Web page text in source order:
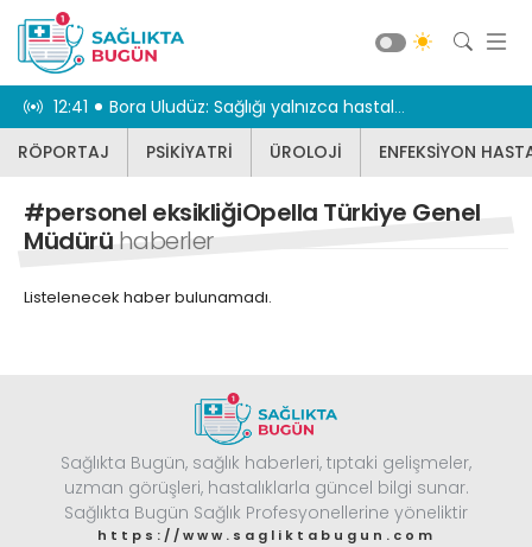
12:41 Bora Uludüz: Sağlığı yalnızca hastalıkların tedavisiyle sınırlı görmüyoruz
RÖPORTAJ
PSİKİYATRİ ÜROLOJİ ENFEKSİYON
#personel eksikliğiOpella Türkiye Genel
Müdürü haberler
Listelenecek haber bulunamadı.
Sağlıkta Bugün, sağlık haberleri, tıptaki gelişmeler,
uzman görüşleri, hastalıklarla güncel bilgi sunar.
Sağlıkta Bugün Sağlık Profesyonellerine yöneliktir
https://www.sagliktabugun.com
RÖPORTAJ
ÜROLOJİ
DİĞER
DİŞ HEKİMLİĞİ
BEYİN VE SİNİR CERRAHİSİ
KARDİYOLOJİ
Güncel